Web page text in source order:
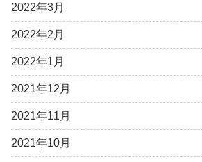
2022年3月
2022年2月
2022年1月
2021年12月
2021年11月
2021年10月